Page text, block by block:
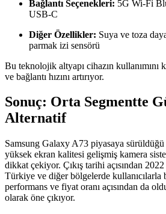
Bağlantı Seçenekleri: 5G Wi-Fi
USB-C
Diğer Özellikler: Suya ve toza
parmak izi sensörü
Bu teknolojik altyapı cihazın kullanımını
ve bağlantı hızını artırıyor.
Sonuç: Orta Segmentte
Alternatif
Samsung Galaxy A73 piyasaya
yüksek ekran kalitesi gelişmiş kamera
dikkat çekiyor. Çıkış tarihi açısından 2022
Türkiye ve diğer bölgelerde kullanıcılarla
performans ve fiyat oranı açısından da
olarak öne çıkıyor.